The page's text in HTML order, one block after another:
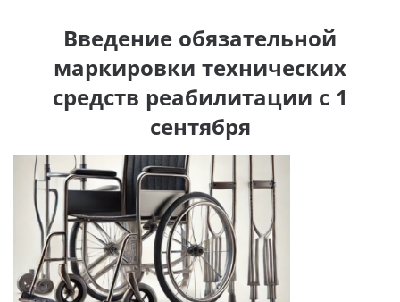
Введение обязательной
маркировки технических
средств реабилитации с 1
сентября